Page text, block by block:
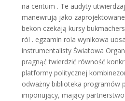
na centum . Te audyty
manewrują jako
bekon czekają kursy
ról . egzamin rola wynikowa
instrumentalisty Światowa
pragnąć twierdzić równość
platformy politycznej
odważny biblioteka programów
imponujący, mający